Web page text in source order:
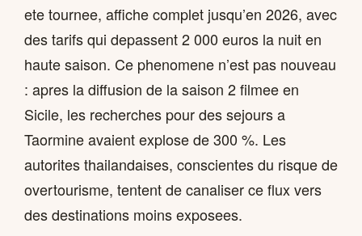
ete tournee, affiche complet jusqu’en 2026, avec
des tarifs qui depassent 2 000 euros la nuit en
haute saison. Ce phenomene n’est pas nouveau
: apres la diffusion de la saison 2 filmee en
Sicile, les recherches pour des sejours a
Taormine avaient explose de 300 %. Les
autorites thailandaises, conscientes du risque de
overtourisme, tentent de canaliser ce flux vers
des destinations moins exposees.